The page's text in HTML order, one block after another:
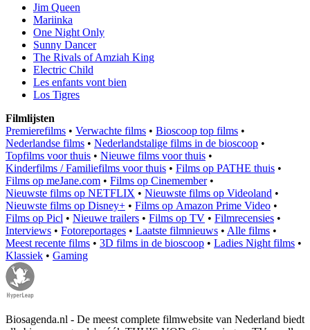
Jim Queen
Mariinka
One Night Only
Sunny Dancer
The Rivals of Amziah King
Electric Child
Les enfants vont bien
Los Tigres
Filmlijsten
Premierefilms • Verwachte films • Bioscoop top films •
Nederlandse films • Nederlandstalige films in de bioscoop •
Topfilms voor thuis • Nieuwe films voor thuis •
Kinderfilms / Familiefilms voor thuis • Films op PATHE thuis •
Films op meJane.com • Films op Cinemember•
Nieuwste films op NETFLIX • Nieuwste films op Videoland •
Nieuwste films op Disney+ • Films op Amazon Prime Video •
Films op Picl • Nieuwe trailers • Films op TV • Filmrecensies •
Interviews • Fotoreportages • Laatste filmnieuws • Alle films •
Meest recente films • 3D films in de bioscoop • Ladies Night films •
Klassiek • Gaming
Biosagenda.nl - De meest complete filmwebsite van Nederland biedt